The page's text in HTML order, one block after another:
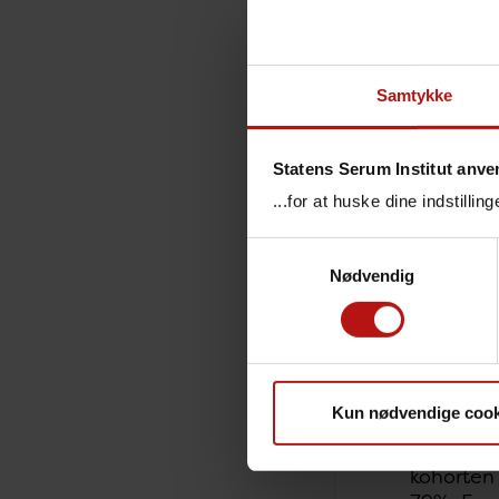
Samtykke
Statens Serum Institut
...for at huske dine
Nødvendig
Kun nødvendige
Samlet
For
Sorø,
MFR 2
For